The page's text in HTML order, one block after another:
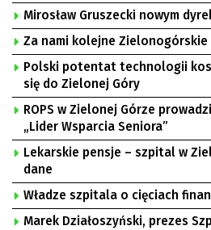
Mirosław Gruszecki nowym
Za nami kolejne Zielonogórskie
Polski potentat technologii
się do Zielonej Góry
ROPS w Zielonej Górze
„Lider Wsparcia Seniora”
Lekarskie pensje – szpital w
dane
Władze szpitala o cięciach
Marek Działoszyński, prezes